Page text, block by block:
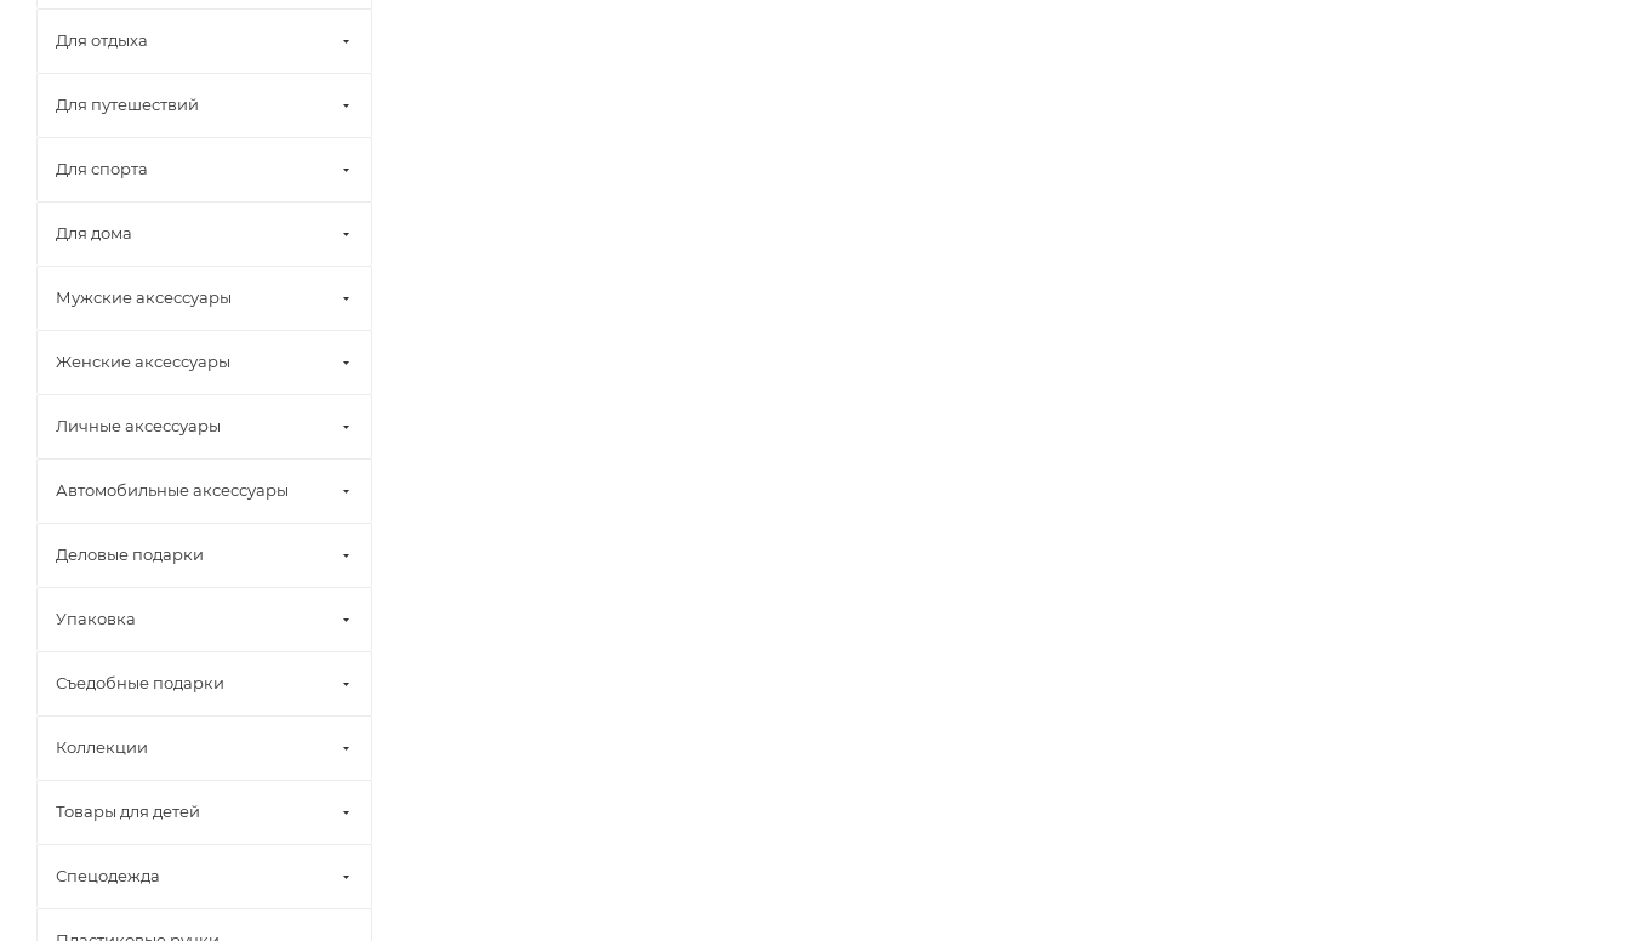
Для отдыха
Для путешествий
Для спорта
Для дома
Мужские аксессуары
Женские аксессуары
Личные аксессуары
Автомобильные аксессуары
Деловые подарки
Упаковка
Съедобные подарки
Коллекции
Товары для детей
Спецодежда